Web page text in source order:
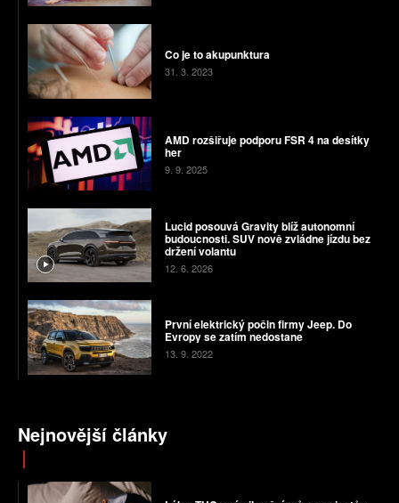
Co je to akupunktura
31. 3. 2023
AMD rozšiřuje podporu FSR 4 na desítky
her
9. 9. 2025
Lucid posouvá Gravity blíž autonomní
budoucnosti. SUV nově zvládne jízdu bez
držení volantu
12. 6. 2026
První elektrický počin firmy Jeep. Do
Evropy se zatím nedostane
13. 9. 2022
Nejnovější články